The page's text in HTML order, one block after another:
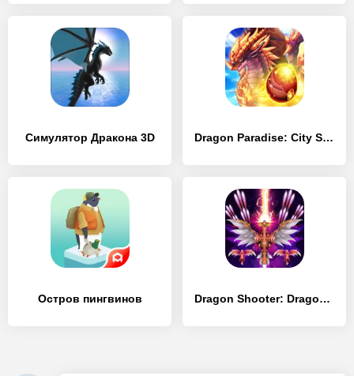
Симулятор Дракона 3D Dragon Paradise: City Sim Game
Остров пингвинов Dragon Shooter: Dragon War